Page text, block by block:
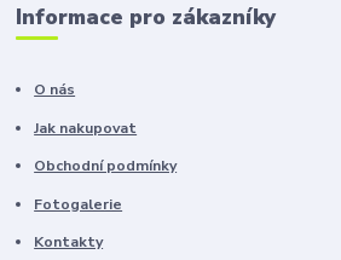
Informace pro zákazníky
O nás
Jak nakupovat
Obchodní podmínky
Fotogalerie
Kontakty